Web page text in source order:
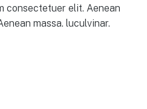
consectetuer elit. Aenean
massa. luculvinar.